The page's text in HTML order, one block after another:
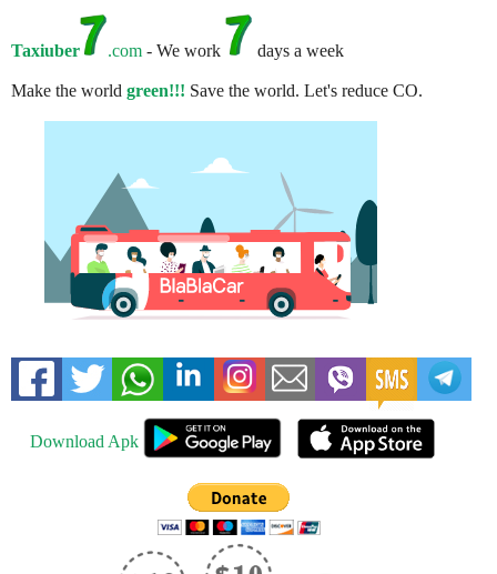
Taxiuber .com - We work days a week
Make the world green!!! Save the world. Let's reduce CO.
Download Apk